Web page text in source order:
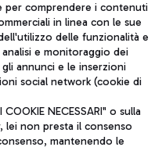
per comprendere i contenuti
in linea con le sue
delle funzionalità e
e monitoraggio dei
annunci e le inserzioni
social network (cookie di
NECESSARI" o sulla
lei non presta il consenso
mantenendo le